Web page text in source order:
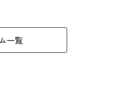
一覧